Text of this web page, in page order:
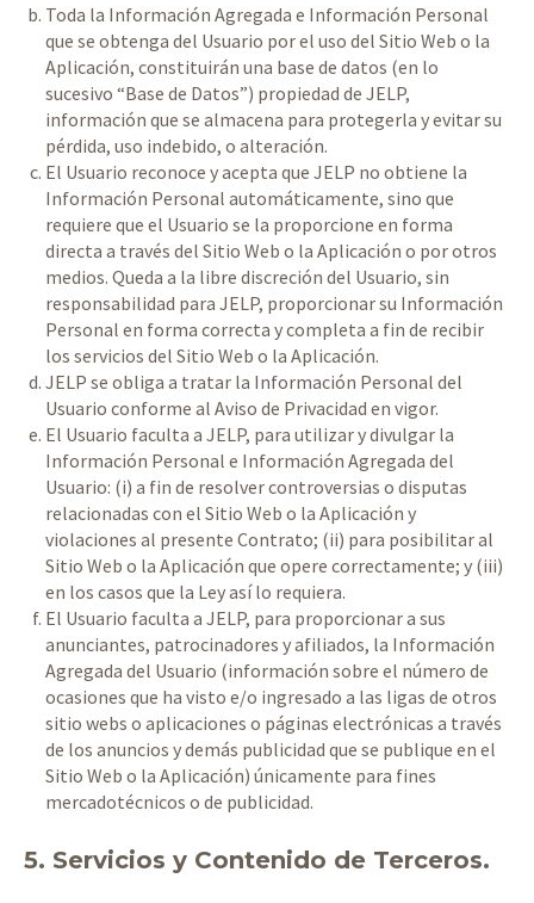
Toda la Información Agregada e Información Personal
que se obtenga del Usuario por el uso del Sitio Web o la
Aplicación, constituirán una base de datos (en lo
sucesivo “Base de Datos”) propiedad de JELP,
información que se almacena para protegerla y evitar su
pérdida, uso indebido, o alteración.
El Usuario reconoce y acepta que JELP no obtiene la
Información Personal automáticamente, sino que
requiere que el Usuario se la proporcione en forma
directa a través del Sitio Web o la Aplicación o por otros
medios. Queda a la libre discreción del Usuario, sin
responsabilidad para JELP, proporcionar su Información
Personal en forma correcta y completa a fin de recibir
los servicios del Sitio Web o la Aplicación.
JELP se obliga a tratar la Información Personal del
Usuario conforme al Aviso de Privacidad en vigor.
El Usuario faculta a JELP, para utilizar y divulgar la
Información Personal e Información Agregada del
Usuario: (i) a fin de resolver controversias o disputas
relacionadas con el Sitio Web o la Aplicación y
violaciones al presente Contrato; (ii) para posibilitar al
Sitio Web o la Aplicación que opere correctamente; y (iii)
en los casos que la Ley así lo requiera.
El Usuario faculta a JELP, para proporcionar a sus
anunciantes, patrocinadores y afiliados, la Información
Agregada del Usuario (información sobre el número de
ocasiones que ha visto e/o ingresado a las ligas de otros
sitio webs o aplicaciones o páginas electrónicas a través
de los anuncios y demás publicidad que se publique en el
Sitio Web o la Aplicación) únicamente para fines
mercadotécnicos o de publicidad.
5. Servicios y Contenido de Terceros.